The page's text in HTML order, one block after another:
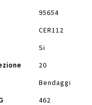
95654
CER112
Si
20
Bendaggi
462